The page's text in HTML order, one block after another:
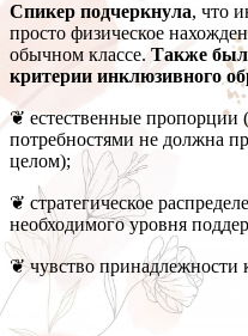
Спикер подчеркнула, что
просто физическое
обычном классе. Также
критерии инклюзивного
❦ естественные пропорции
потребностями не должна
целом);
❦ стратегическое
необходимого уровня
❦ чувство принадлежности